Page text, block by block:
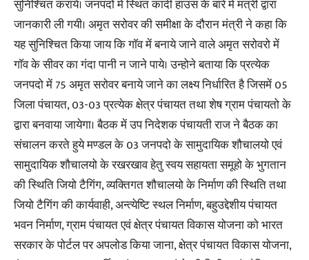
सुनिश्चित कराये। जनपदो में स्थित कादी हाउस के बारे में मंत्री द्वारा
जानकारी ली गयी। अमृत सरोवर की समीक्षा के दौरान मंत्री ने कहा कि
यह सुनिश्चित किया जाय कि गाॅव में बनाये जाने वाले अमृत सरोवरो में
गाॅव के सीवर का गंदा पानी न जाने पाये। उन्होने बताया कि प्रत्येक
जनपदो में 75 अमृत सरोवर बनाये जाने का लक्ष्य निर्धारित है जिसमें 05
जिला पंचायत, 03-03 प्रत्येक क्षेत्र पंचायत तथा शेष ग्राम पंचायतो के
द्वारा बनवाया जायेगा। बैठक में उप निदेशक पंचायती राज ने बैठक का
संचालन करते हुये मण्डल के 03 जनपदो के सामुदायिक शौचालयो एवं
सामुदायिक शौचालयो के रखरखाव हेतु स्वय सहायता समूहो के भुगतान
की स्थिति जियो टैगिंग, व्यक्तिगत शौचालयो के निर्माण की स्थिति तथा
जियो टैगिंग की कार्यवाही, अन्त्येष्टि स्थल निर्माण, बहुउद्देशीय पंचायत
भवन निर्माण, ग्राम पंचायत एवं क्षेत्र पंचायत विकास योजना को भारत
सरकार के पोर्टल पर अपलोड किया जाना, क्षेत्र पंचायत विकास योजना,